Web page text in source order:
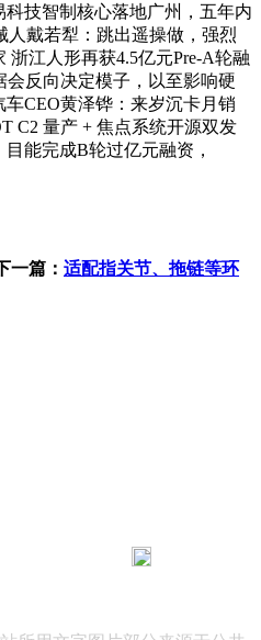
技智制核心落地广州，五年内
戴若犁：跳出遥操做，强烈
江人形再获4.5亿元Pre-A轮融
反向决定模子，以至影响硬
CEO黄泽铧：来岁沉卡月销
C2 量产 + 焦点系统开源双发
能完成B轮过亿元融资，
一篇： 适配指关节、拖链等环